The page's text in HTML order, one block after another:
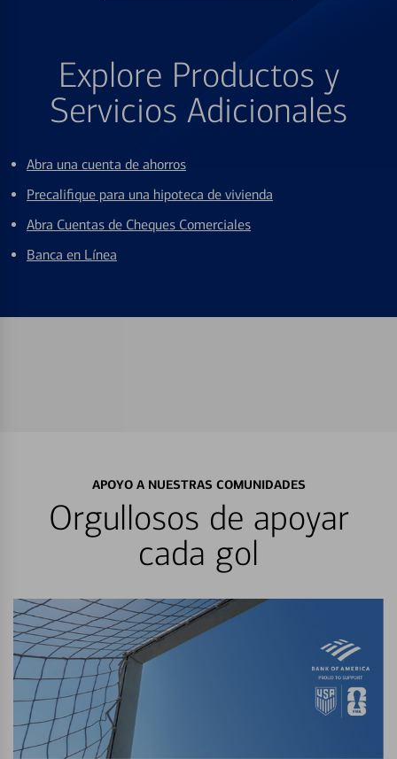
Explore Productos y
Servicios Adicionales
Abra una cuenta de ahorros
Precalifique para una hipoteca de vivienda
Abra Cuentas de Cheques Comerciales
Banca en Línea
APOYO A NUESTRAS COMUNIDADES
Orgullosos de apoyar
cada gol